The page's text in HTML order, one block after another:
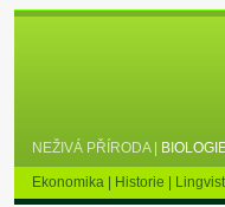
NEŽIVÁ PŘÍRODA|
Ekonomika | Historie |